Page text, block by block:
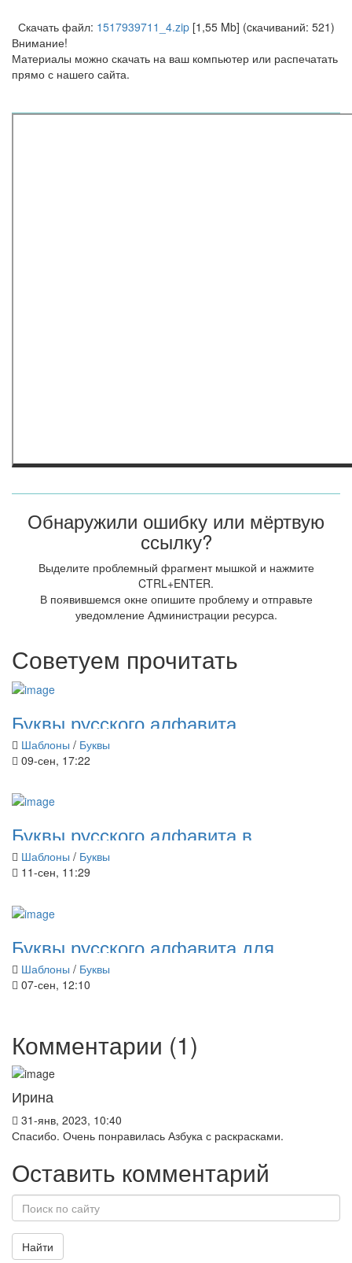
Скачать файл: 1517939711_4.zip[1,55 Mb] (cкачиваний: 521)
Внимание!
Материалы можно скачать на ваш компьютер или распечатать
прямо с нашего сайта.
Обнаружили ошибку или мёртвую
ссылку?
Выделите проблемный фрагмент мышкой и нажмите
CTRL+ENTER.
В появившемся окне опишите проблему и отправьте
уведомление Администрации ресурса.
Советуем прочитать
Буквы русского алфавита
Шаблоны / Буквы
09-сен, 17:22
Буквы русского алфавита в
старославянском стиле
Шаблоны / Буквы
11-сен, 11:29
Буквы русского алфавита для
плакатов
Шаблоны / Буквы
07-сен, 12:10
Комментарии (1)
Ирина
31-янв, 2023, 10:40
Спасибо. Очень понравилась Азбука с раскрасками.
Оставить комментарий
Найти